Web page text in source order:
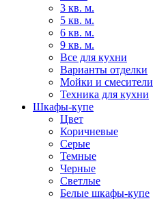
3 кв. м.
5 кв. м.
6 кв. м.
9 кв. м.
Все для кухни
Варианты отделки
Мойки и смесители
Техника для кухни
Шкафы-купе
Цвет
Коричневые
Серые
Темные
Черные
Светлые
Белые шкафы-купе